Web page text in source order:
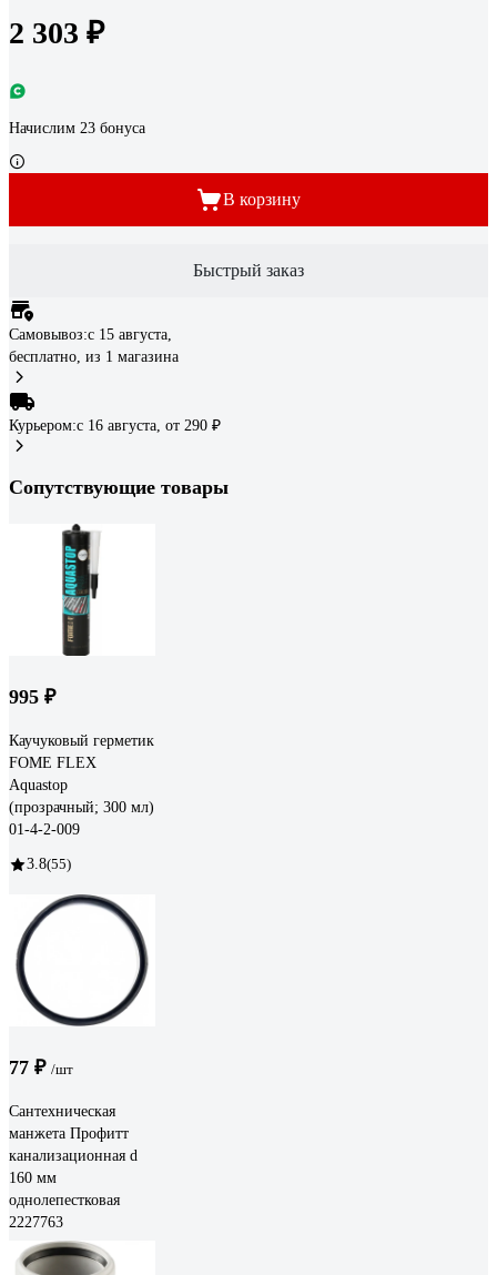
2 303 ₽
Начислим 23 бонуса
В корзину
Быстрый заказ
Самовывоз:c 15 августа,
бесплатно, из 1 магазина
Курьером:c 16 августа, от 290 ₽
Сопутствующие товары
995 ₽
Каучуковый герметик
FOME FLEX
Aquastop
(прозрачный; 300 мл)
01-4-2-009
3.8(55)
77 ₽ /шт
Сантехническая
манжета Профитт
канализационная d
160 мм
однолепестковая
2227763